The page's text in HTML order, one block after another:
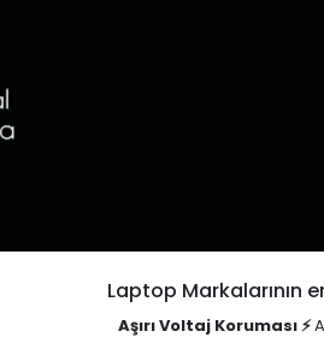
Laptop Markalarının
Aşırı Voltaj Koruması ⚡